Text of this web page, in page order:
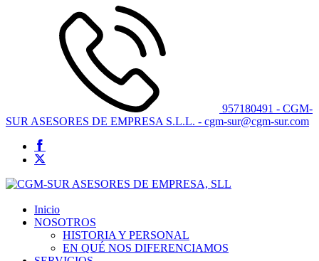
957180491 - CGM-
SUR ASESORES DE EMPRESA S.L.L. - cgm-sur@cgm-sur.com
Inicio
NOSOTROS
HISTORIA Y PERSONAL
EN QUÉ NOS DIFERENCIAMOS